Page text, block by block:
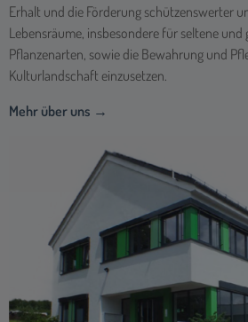
Erhalt und die Förderung schützenswerter
Lebensräume, insbesondere für seltene
Pflanzenarten, sowie die Bewahrung und
Kulturlandschaft einzusetzen.
Mehr über uns →